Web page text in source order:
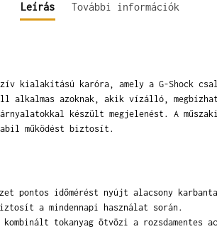
Leírás További információk
kialakítású karóra, amely a G-Shock
alkalmas azoknak, akik vízálló,
készült megjelenést. A
működést biztosít.
pontos időmérést nyújt alacsony
a mindennapi használat során.
tokanyag ötvözi a rozsdamentes